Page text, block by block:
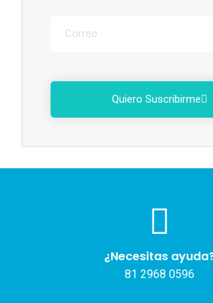
Quiero Suscribirme
¿Necesitas
81 2968 0596